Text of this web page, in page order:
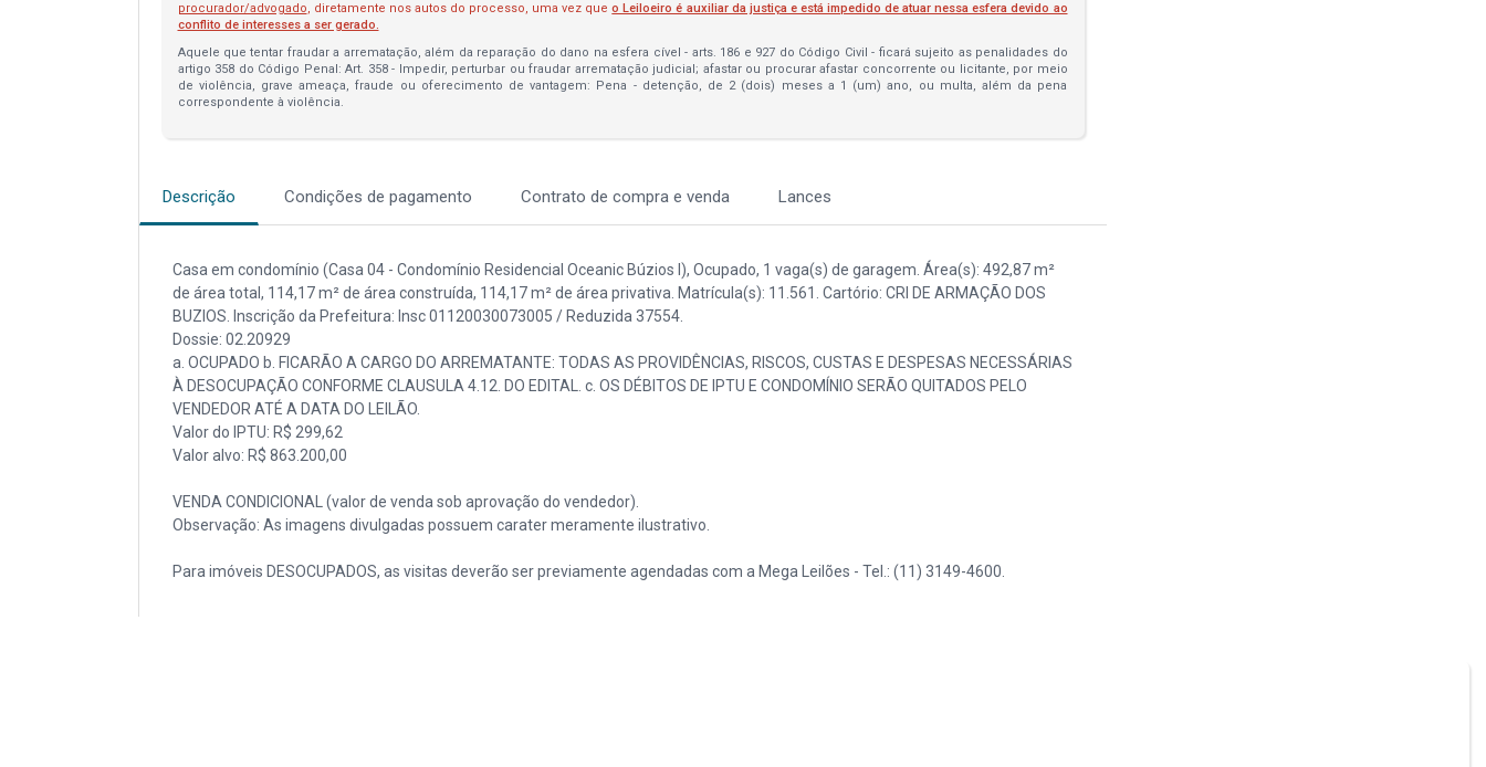
procurador/advogado, diretamente nos autos do processo, uma vez queo Leiloeiro é auxiliar da justiça e está impedido de atuar nessa esfera devido ao
conflito de interesses a ser gerado.
Aquele que tentar fraudar a arrematação, além da reparação do dano na esfera cível - arts. 186 e 927 do Código Civil - ficará sujeito as penalidades do
artigo 358 do Código Penal: Art. 358 - Impedir, perturbar ou fraudar arrematação judicial; afastar ou procurar afastar concorrente ou licitante, por meio
de violência, grave ameaça, fraude ou oferecimento de vantagem: Pena - detenção, de 2 (dois) meses a 1 (um) ano, ou multa, além da pena
correspondente à violência.
Descrição Condições de pagamento Contrato de compra e venda Lances
Casa em condomínio (Casa 04 - Condomínio Residencial Oceanic Búzios I), Ocupado, 1 vaga(s) de garagem. Área(s): 492,87 m²
de área total, 114,17 m² de área construída, 114,17 m² de área privativa. Matrícula(s): 11.561. Cartório: CRI DE ARMAÇÃO DOS
BUZIOS. Inscrição da Prefeitura: Insc 01120030073005 / Reduzida 37554.
Dossie: 02.20929
a. OCUPADO b. FICARÃO A CARGO DO ARREMATANTE: TODAS AS PROVIDÊNCIAS, RISCOS, CUSTAS E DESPESAS NECESSÁRIAS
À DESOCUPAÇÃO CONFORME CLAUSULA 4.12. DO EDITAL. c. OS DÉBITOS DE IPTU E CONDOMÍNIO SERÃO QUITADOS PELO
VENDEDOR ATÉ A DATA DO LEILÃO.
Valor do IPTU: R$ 299,62
Valor alvo: R$ 863.200,00
VENDA CONDICIONAL (valor de venda sob aprovação do vendedor).
Observação: As imagens divulgadas possuem carater meramente ilustrativo.
Para imóveis DESOCUPADOS, as visitas deverão ser previamente agendadas com a Mega Leilões - Tel.: (11) 3149-4600.